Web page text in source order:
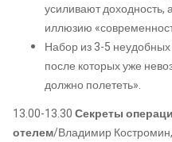
усиливают доходность,
иллюзию
Набор из 3-5 неудобных
после которых уже
должно полететь».
13.00-13.30Секреты
отелем/Владимир